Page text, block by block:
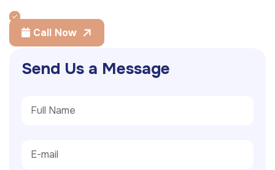
Call Now
Send Us a Message